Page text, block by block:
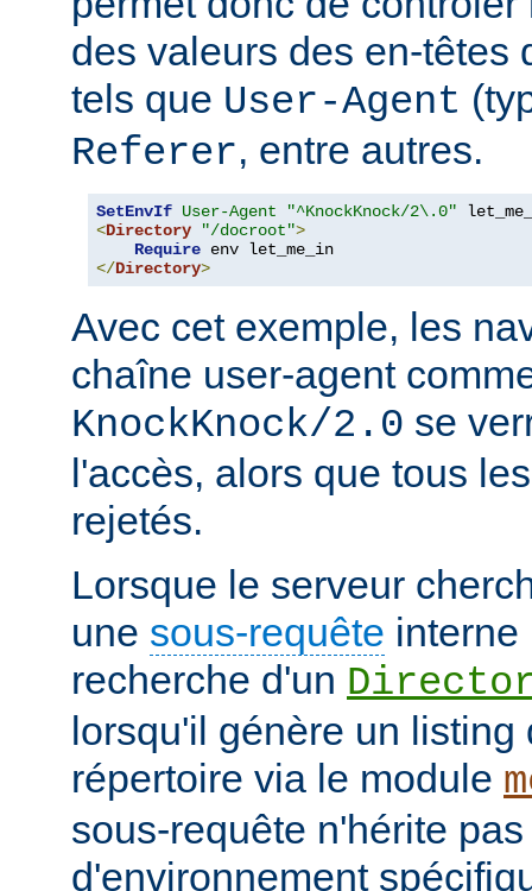
des valeurs des en-têtes
tels que User-Agent
Referer, entre autres.
SetEnvIf User-Agent
"^KnockKnock/2\.0"
<Directory "/docroot">
Require
</Directory>
Avec cet exemple, les
chaîne user-agent
KnockKnock/2.0 se
l'accès, alors que tous
rejetés.
Lorsque le serveur
une sous-requête interne
recherche d'un
lorsqu'il génère un
répertoire via le module
sous-requête n'hérite
d'environnement